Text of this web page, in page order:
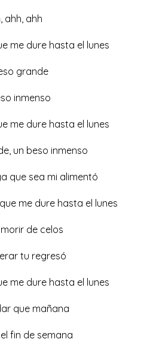
ahh, ahh
me dure hasta el lunes
grande
inmenso
me dure hasta el lunes
un beso inmenso
que sea mi alimentó
me dure hasta el lunes
de celos
tu regresó
me dure hasta el lunes
que mañana
fin de semana